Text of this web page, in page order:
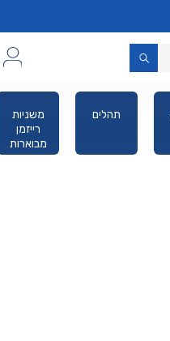
משניות
רייזמן
מבוארות
תהלים